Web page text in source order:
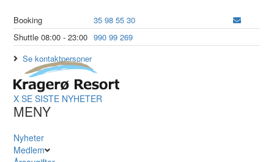
Booking
35 98 55 30
Shuttle 08:00 - 23:00 990 99 269
Se kontaktpersoner
X SE SISTE NYHETER
MENY
Nyheter
Medlem